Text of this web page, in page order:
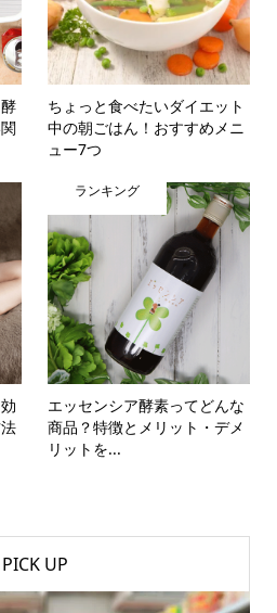
ちょっと食べたいダイエット
中の朝ごはん！おすすめメニ
ュー7つ
ランキング
エッセンシア酵素ってどんな
商品？特徴とメリット・デメ
リットを...
PICK UP